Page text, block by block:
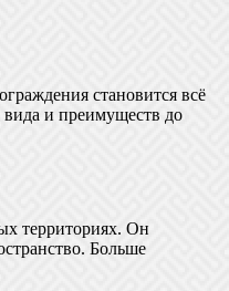
становится всё
вида и преимуществ до
территориях. Он
Больше